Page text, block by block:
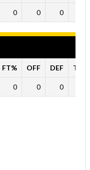
0 0 0
FT% OFF DEF TO
0 0 0